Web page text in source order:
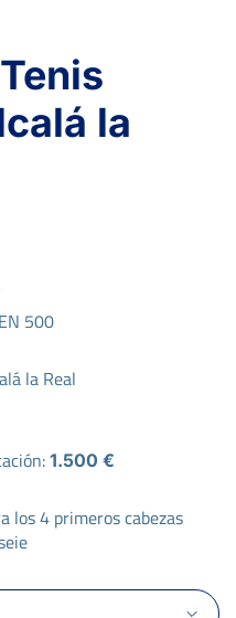
la
500
la Real
1.500 €
los 4 primeros cabezas